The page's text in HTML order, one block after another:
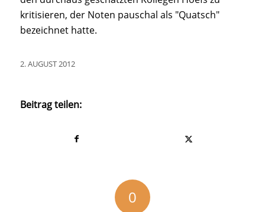
kritisieren, der Noten pauschal als "Quatsch"
bezeichnet hatte.
2. AUGUST 2012
Beitrag teilen:
0